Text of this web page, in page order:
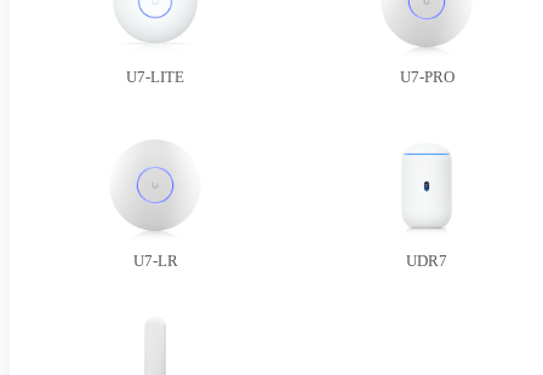
U7-LITE U7-PRO
U7-LR UDR7